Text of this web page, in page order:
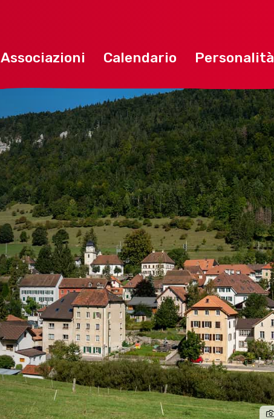
Associazioni Calendario Personalità